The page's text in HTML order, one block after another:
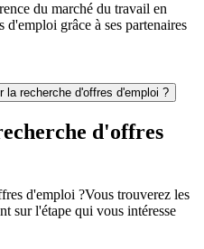
du marché du travail en
grâce à ses partenaires
la recherche d'offres d'emploi ?
d'offres
d'emploi ?Vous trouverez les
sur l'étape qui vous intéresse